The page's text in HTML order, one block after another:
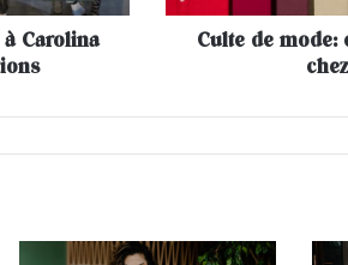
Carolina
o
c
l
Culte de mode: